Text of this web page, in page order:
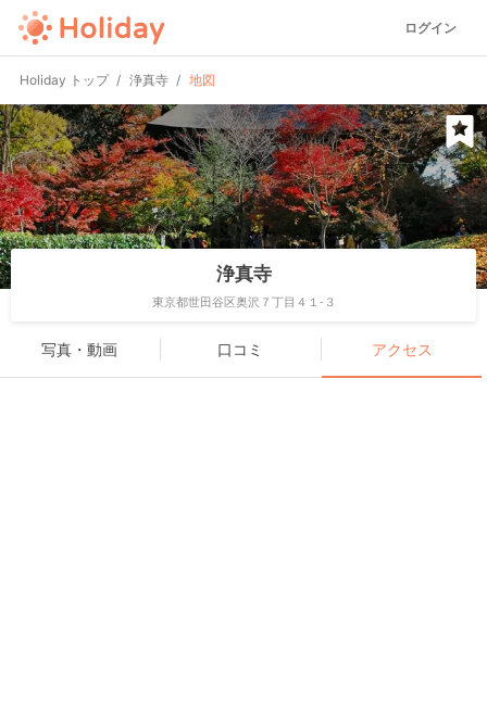
ログイン
Holiday トップ 浄真寺 地図
浄真寺
東京都世田谷区奥沢７丁目４１-３
写真・動画 口コミ アクセス